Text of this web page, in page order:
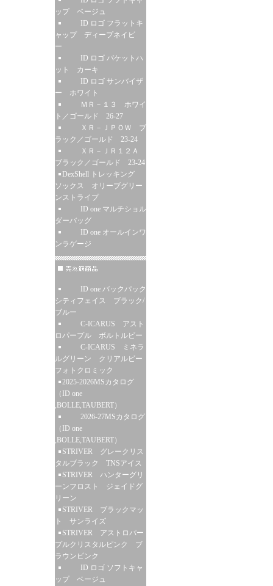
ップ ベージュ
ID ロゴ フラットキ
ャップ ディープネイビ
ー
ID ロゴ バケットハ
ット カーキ
ID ロゴ サンバイザ
ー ホワイト
ＭＲ－１３ ホワイ
ト／ゴールド 26-27
ＸＲ－ＪＰＯＷ ブ
ラック／ゴールド 23-24
ＸＲ－ＪＲ１２Ａ
ブラック／ゴールド 23-24
DexShell トレッキング
ソックス オリーブグリー
ンストライプ
ID one マルチショル
ダーバッグ
ID one オールインワ
ンラゲージ
ID one バックパック
シティフェイス ブラック/
ブルー
C-ICARUS アスト
ロパープル ボルトルビー
C-ICARUS ミネラ
ルグリーン クリアルビー
フォトクロミック
2025-2026MSカタログ
（ID one
,BOLLE,TAUBERT）
2026-27MSカタログ
（ID one
,BOLLE,TAUBERT）
STRIVER グレークリス
タルブラック TNSアイス
STRIVER ハンターグリ
ーンフロスト ジェイドグ
リーン
STRIVER ブラックマッ
ト サンライズ
STRIVER アストロパー
プルクリスタルピンク ブ
ラウンピンク
ID ロゴ ソフトキャ
ップ ベージュ